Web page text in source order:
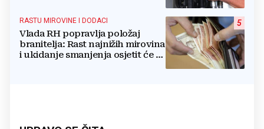
5
RASTU MIROVINE I DODACI
Vlada RH popravlja položaj
branitelja: Rast najnižih mirovina
i ukidanje smanjenja osjetit će se